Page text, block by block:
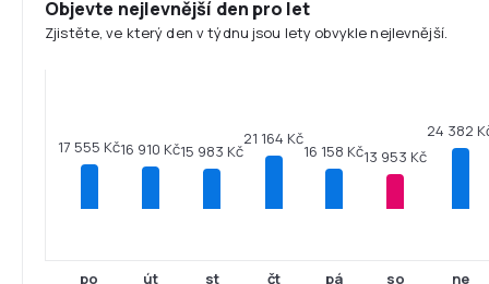
Objevte nejlevnější den pro let
Zjistěte, ve který den v týdnu jsou lety obvykle nejlevnější.
17 555 Kč
po
16 910 Kč
út
15 983 Kč
st
21 164 Kč
čt
16 158 Kč
pá
13 953 Kč
so
24 382
ne